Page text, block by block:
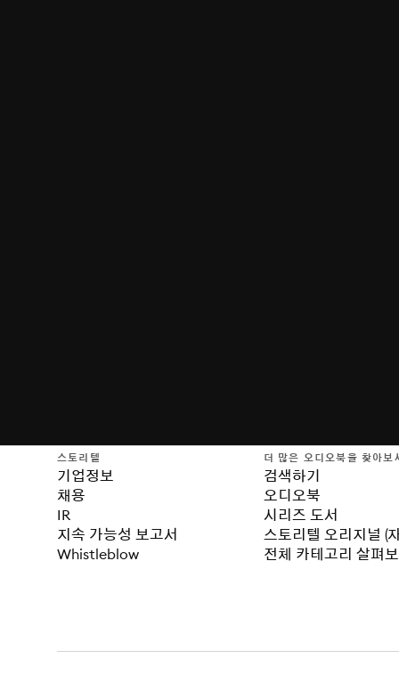
스토리텔
기업정보
채용
IR
지속 가능성 보고서
Whistleblow
더 많은 오디오북을 찾아보
검색하기
오디오북
시리즈 도서
스토리텔 오리지널 (
전체 카테고리 살펴